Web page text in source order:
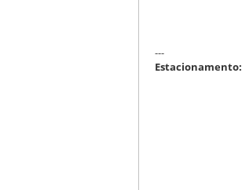
---
Estacionamento: